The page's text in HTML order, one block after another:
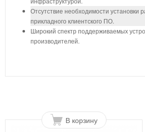
Отсутствие необходимости установки
прикладного клиентского ПО.
Широкий спектр поддерживаемых
производителей.
В корзину